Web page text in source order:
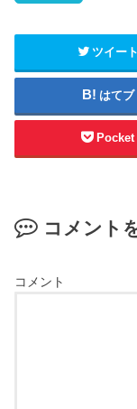
ツイート
はてブ
Pocket
コメント
コメント